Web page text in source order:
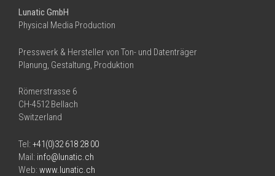
Lunatic GmbH
Physical Media Production
Presswerk & Hersteller von Ton- und Datenträger
Planung, Gestaltung, Produktion
Römerstrasse 6
CH-4512 Bellach
Switzerland
Tel: +41(0)32 618 28 00
Mail: info@lunatic.ch
Web: www.lunatic.ch